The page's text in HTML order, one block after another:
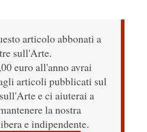
articolo abbonati a
sull'Arte.
euro all'anno avrai
articoli pubblicati sul
e ci aiuterai a
la nostra
e indipendente.